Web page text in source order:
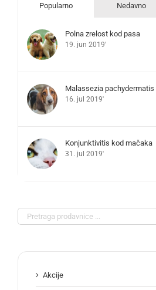
Popularno Nedavno
Polna zrelost kod pasa
19. jun 2019'
Malassezia
16. jul 2019'
Konjunktivitis kod mačaka
31. jul 2019'
Search
for:
Akcije